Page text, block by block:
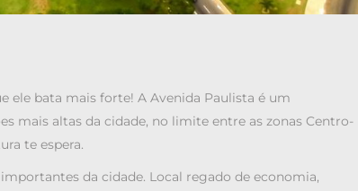
ele bata mais forte! A Avenida Paulista é um
mais altas da cidade, no limite entre as zonas Centro-
te espera.
da cidade. Local regado de economia,